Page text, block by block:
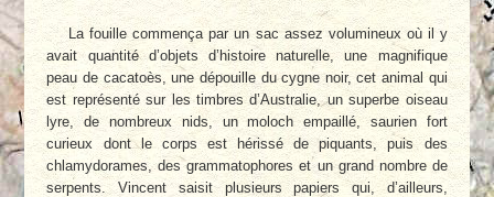
La fouille commença par un sac assez volumineux où il y
avait quantité d’objets d’histoire naturelle, une magnifique
peau de cacatoès, une dépouille du cygne noir, cet animal qui
est représenté sur les timbres d’Australie, un superbe oiseau
lyre, de nombreux nids, un moloch empaillé, saurien fort
curieux dont le corps est hérissé de piquants, puis des
chlamydorames, des grammatophores et un grand nombre de
serpents. Vincent saisit plusieurs papiers qui, d’ailleurs,